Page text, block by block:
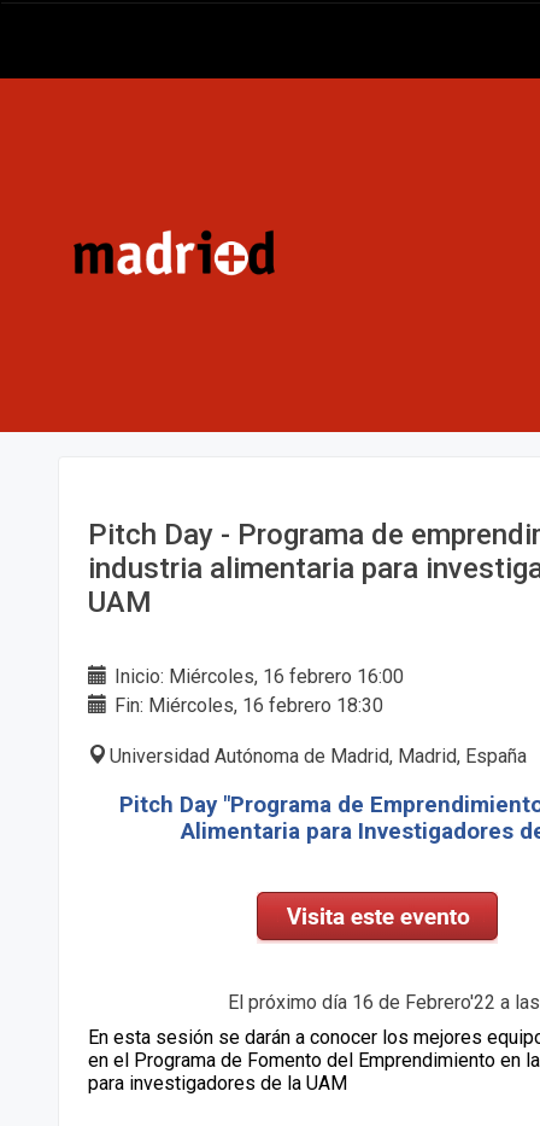
Pitch Day - Programa de
industria alimentaria para
UAM
Inicio: Miércoles, 16 febrero 16:00
Fin: Miércoles, 16 febrero 18:30
Universidad Autónoma de Madrid, Madrid, España
Pitch Day "Programa de
Alimentaria para Investigadores
El próximo día 16 de Febrero'22 a
En esta sesión se darán a conocer los mejores
en el Programa de Fomento del Emprendimiento en
para investigadores de la UAM